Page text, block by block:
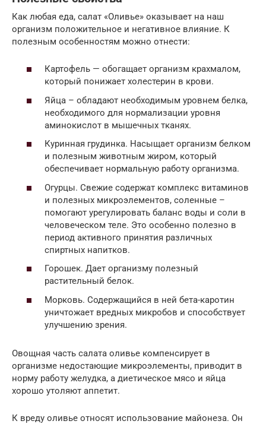
Как любая еда, салат «Оливье» оказывает на наш
организм положительное и негативное влияние. К
полезным особенностям можно отнести:
Картофель — обогащает организм крахмалом,
который понижает холестерин в крови.
Яйца – обладают необходимым уровнем белка,
необходимого для нормализации уровня
аминокислот в мышечных тканях.
Куринная грудинка. Насыщает организм белком
и полезным животным жиром, который
обеспечивает нормальную работу организма.
Огурцы. Свежие содержат комплекс витаминов
и полезных микроэлементов, соленные –
помогают урегулировать баланс воды и соли в
человеческом теле. Это особенно полезно в
период активного принятия различных
спиртных напитков.
Горошек. Дает организму полезный
растительный белок.
Морковь. Содержащийся в ней бета-каротин
уничтожает вредных микробов и способствует
улучшению зрения.
Овощная часть салата оливье компенсирует в
организме недостающие микроэлементы, приводит в
норму работу желудка, а диетическое мясо и яйца
хорошо утоляют аппетит.
К вреду оливье относят использование майонеза. Он